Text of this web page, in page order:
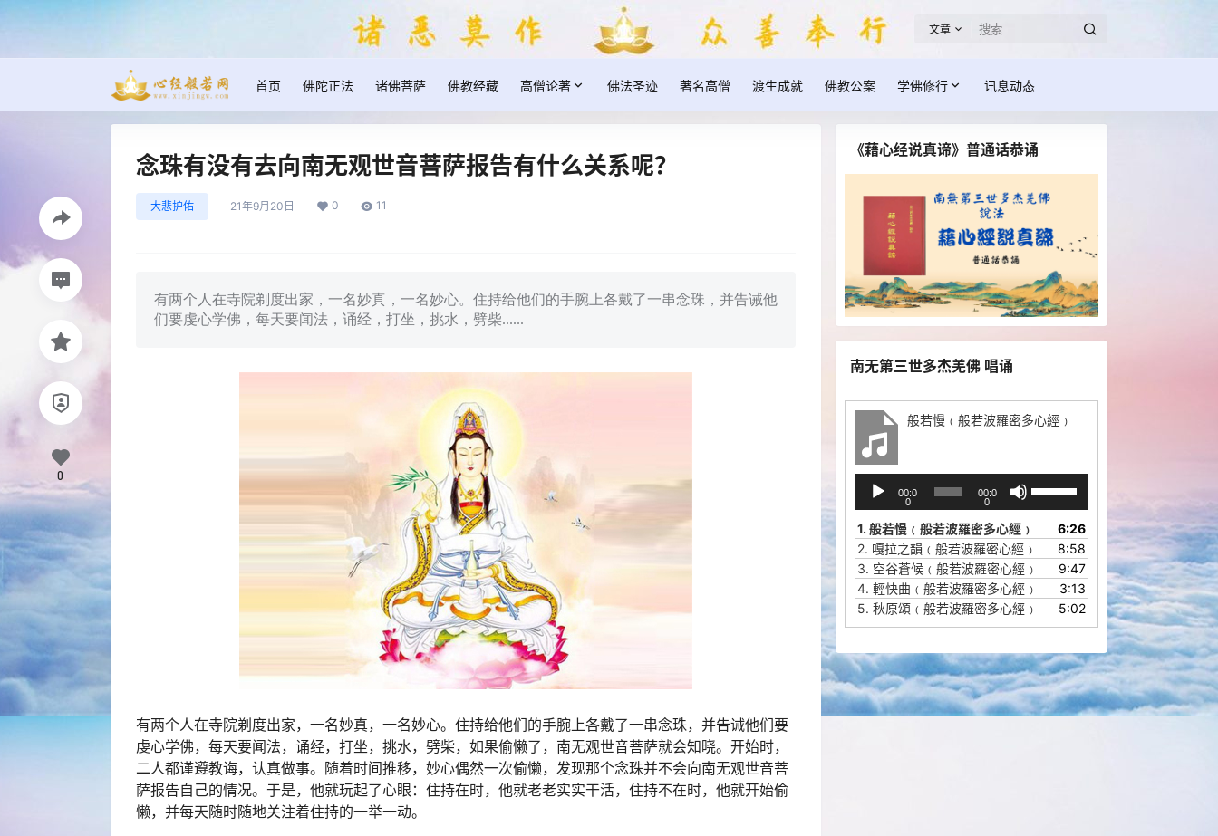
文章
首页 佛陀正法 诸佛菩萨 佛教经藏 高僧论著 佛法圣迹 著名高僧 渡生成就 佛教公案 学佛修行 讯息动态
念珠有没有去向南无观世音菩萨报告有什么关系呢？
大悲护佑 21年9月20日 0 11
有两个人在寺院剃度出家，一名妙真，一名妙心。住持给他们的手腕上各戴了一串念珠，并告诫他
们要虔心学佛，每天要闻法，诵经，打坐，挑水，劈柴......
有两个人在寺院剃度出家，一名妙真，一名妙心。住持给他们的手腕上各戴了一串念珠，并告诫他们要
虔心学佛，每天要闻法，诵经，打坐，挑水，劈柴，如果偷懒了，南无观世音菩萨就会知晓。开始时，
二人都谨遵教诲，认真做事。随着时间推移，妙心偶然一次偷懒，发现那个念珠并不会向南无观世音菩
萨报告自己的情况。于是，他就玩起了心眼：住持在时，他就老老实实干活，住持不在时，他就开始偷
懒，并每天随时随地关注着住持的一举一动。
0
《藉心经说真谛》普通话恭诵
南无第三世多杰羌佛 唱诵
般若慢﹙般若波羅密多心經﹚
播
放
器
00:0
0
00:0
0
/
下
箭
头
键
增
高
或
降
1. 般若慢﹙般若波羅密多心經﹚
6:26
2. 嘎拉之韻﹙般若波羅密心經﹚
8:58
3. 空谷蒼候﹙般若波羅密心經﹚
9:47
4. 輕快曲﹙般若波羅密多心經﹚
3:13
5. 秋原頌﹙般若波羅密多心經﹚ 5:02